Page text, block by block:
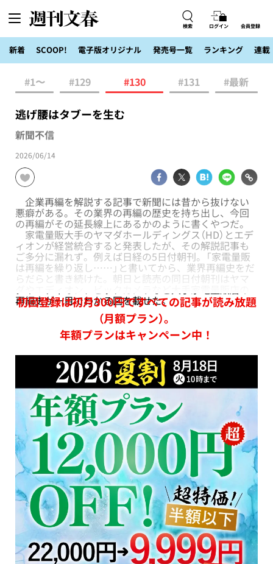
検索 ログイン 会員登録
新着 SCOOP! 電子版オリジナル 発売号一覧 ランキング 連載
#1〜 #129 #130 #131 #最新
逃げ腰はタブーを生む
新聞不信
2026/06/14
企業再編を解説する記事で新聞には昔から抜けない
悪癖がある。その業界の再編の歴史を持ち出し、今回
の再編がその延長線上にあるかのように書くやつだ。
家電量販大手のヤマダホールディングス（HD）とエデ
ィオンが経営統合すると発表したが、その解説記事も
ご多分に漏れず。例えば日経の5日付朝刊。「家電量販
は再編を繰り返し……」と書いてから、業界再編史をだ
らだらと書き続けた。朝日と読売の同日付朝刊はヤマ
再編史が一目でわかる図を載せた。
初回登録は初月300円ですべての記事が読み放題
（月額プラン）。
年額プランはキャンペーン中！